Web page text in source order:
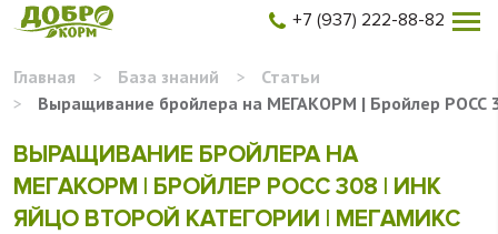
+7 (937) 222-88-82
Главная > База знаний >
Статьи
>
Выращивание бройлера на МЕГАКОРМ | Бройлер РОСС
ВЫРАЩИВАНИЕ БРОЙЛЕРА НА
МЕГАКОРМ | БРОЙЛЕР РОСС 308 | ИНК
ЯЙЦО ВТОРОЙ КАТЕГОРИИ | МЕГАМИКС